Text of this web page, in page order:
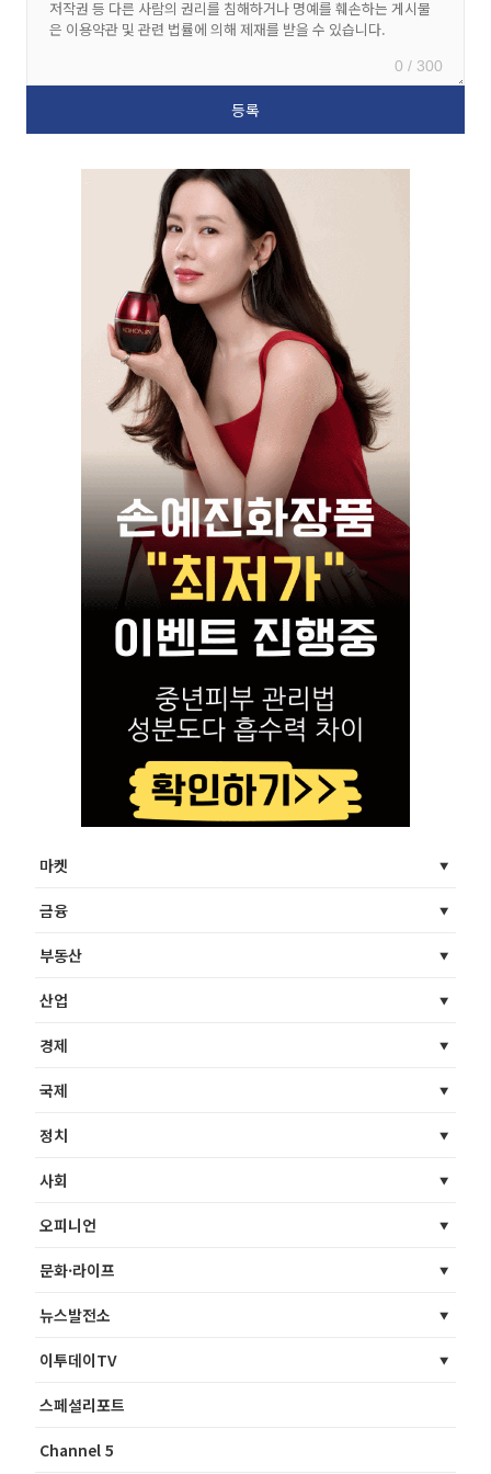
0 / 300
마켓
금융
부동산
산업
경제
국제
정치
사회
오피니언
문화·라이프
뉴스발전소
이투데이TV
스페셜리포트
Channel 5